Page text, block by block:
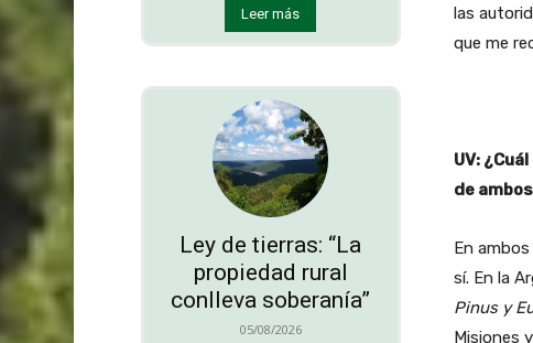
Leer más
Ley de tierras: “La
propiedad rural
conlleva soberanía”
05/08/2026
las
que me
UV:
de
En
sí. En la
Pinus y
Misiones